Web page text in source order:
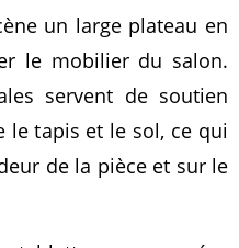
un large plateau en
le mobilier du salon.
servent de soutien
le tapis et le sol, ce qui
de la pièce et sur le